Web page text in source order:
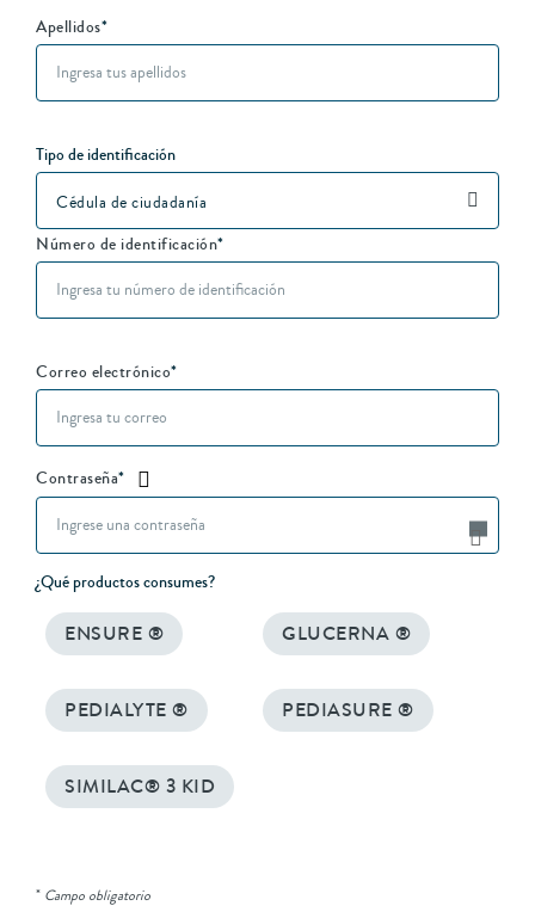
Apellidos*
Tipo de identificación
Cédula de ciudadanía
Número de identificación*
Correo electrónico*
Contraseña*
¿Qué productos consumes?
ENSURE ® GLUCERNA ®
PEDIALYTE ® PEDIASURE ®
SIMILAC® 3 KID
* Campo obligatorio